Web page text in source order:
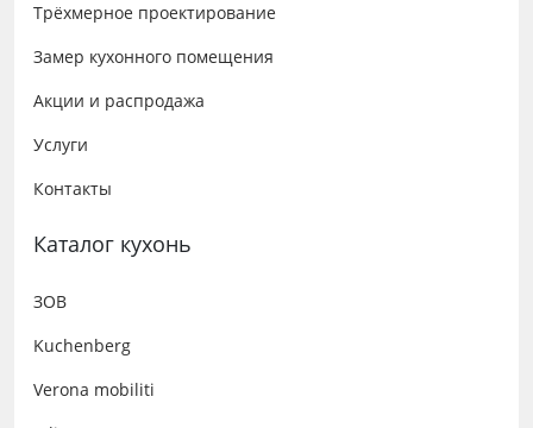
Трёхмерное проектирование
Замер кухонного помещения
Акции и распродажа
Услуги
Контакты
Каталог кухонь
ЗОВ
Kuchenberg
Verona mobiliti